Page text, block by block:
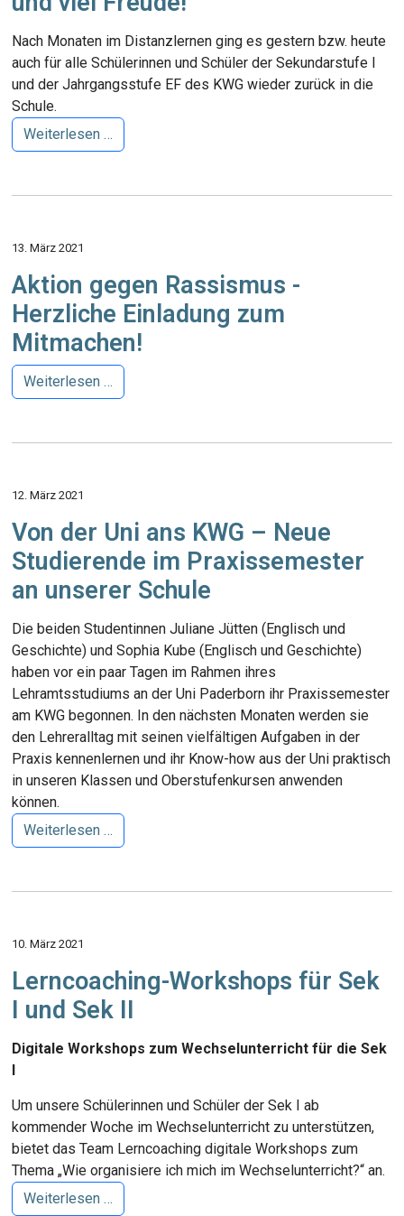
Nach Monaten im Distanzlernen ging es gestern bzw. heute
auch für alle Schülerinnen und Schüler der Sekundarstufe I
und der Jahrgangsstufe EF des KWG wieder zurück in die
Schule.
Weiterlesen …
13. März 2021
Aktion gegen Rassismus -
Herzliche Einladung zum
Mitmachen!
Weiterlesen …
12. März 2021
Von der Uni ans KWG – Neue
Studierende im Praxissemester
an unserer Schule
Die beiden Studentinnen Juliane Jütten (Englisch und
Geschichte) und Sophia Kube (Englisch und Geschichte)
haben vor ein paar Tagen im Rahmen ihres
Lehramtsstudiums an der Uni Paderborn ihr Praxissemester
am KWG begonnen. In den nächsten Monaten werden sie
den Lehreralltag mit seinen vielfältigen Aufgaben in der
Praxis kennenlernen und ihr Know-how aus der Uni praktisch
in unseren Klassen und Oberstufenkursen anwenden
können.
Weiterlesen …
10. März 2021
Lerncoaching-Workshops für Sek
I und Sek II
Digitale Workshops zum Wechselunterricht für die Sek
I
Um unsere Schülerinnen und Schüler der Sek I ab
kommender Woche im Wechselunterricht zu unterstützen,
bietet das Team Lerncoaching digitale Workshops zum
Thema „Wie organisiere ich mich im Wechselunterricht?“ an.
Weiterlesen …